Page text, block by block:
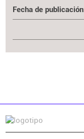
Fecha de publicación